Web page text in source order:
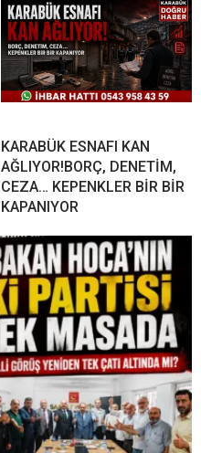
KARABÜK ESNAFI KAN
AĞLIYOR!BORÇ, DENETİM,
CEZA… KEPENKLER BİR BİR
KAPANIYOR